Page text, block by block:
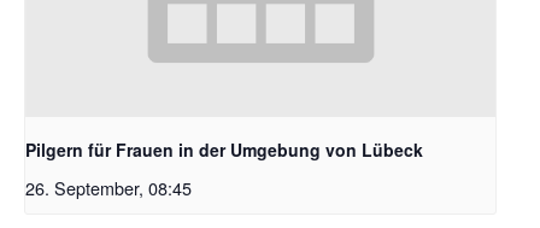
Pilgern für Frauen in der Umgebung von Lübeck
26. September, 08:45